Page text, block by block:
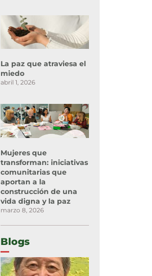
La paz que atraviesa el
miedo
abril 1, 2026
Mujeres que
transforman: iniciativas
comunitarias que
aportan a la
construcción de una
vida digna y la paz
marzo 8, 2026
Blogs